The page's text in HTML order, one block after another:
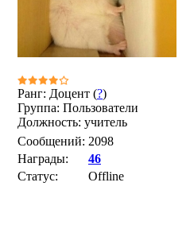
Ранг: Доцент (?)
Группа: Пользователи
Должность: учитель
Сообщений: 2098
Награды:
46
Статус:
Offline